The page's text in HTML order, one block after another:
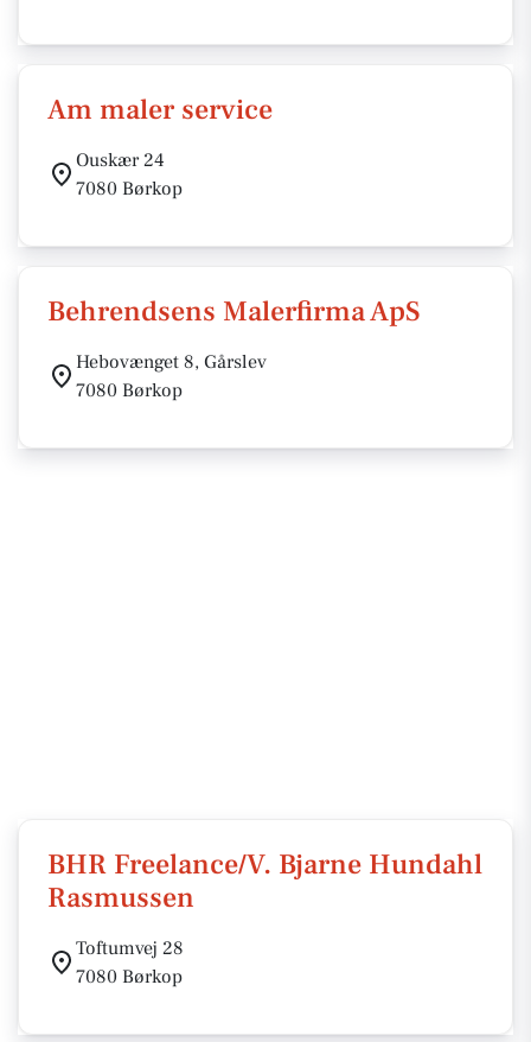
Am maler service
Ouskær 24
7080 Børkop
Behrendsens Malerfirma ApS
Hebovænget 8, Gårslev
7080 Børkop
BHR Freelance/V. Bjarne Hundahl
Rasmussen
Toftumvej 28
7080 Børkop